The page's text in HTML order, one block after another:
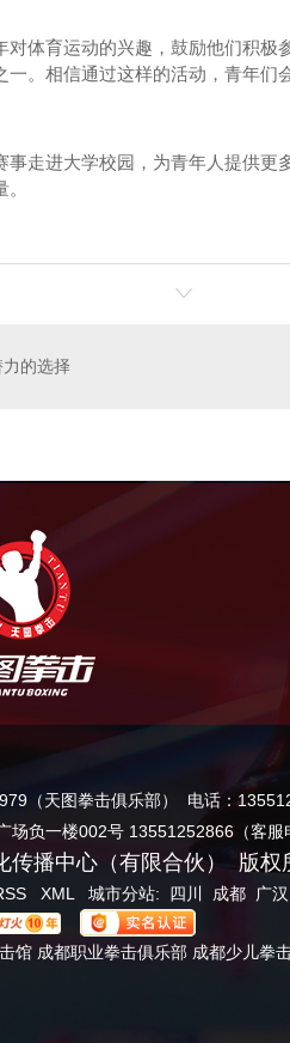
天图业余拳击
体育运动的兴趣，鼓励他们积
。相信通过这样的活动，青年
走进大学校园，为青年人提供
的选择
（天图拳击俱乐部） 电话：
负一楼002号 13551252866（客服
传播中心（有限合伙） 版权
XML 城市分站: 四川 成都 广汉
成都职业拳击俱乐部 成都少儿拳